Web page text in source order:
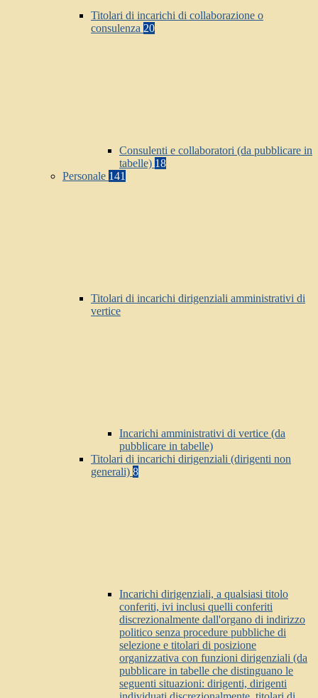
Titolari di incarichi di collaborazione o
consulenza 20
Consulenti e collaboratori (da pubblicare in
tabelle) 18
Personale 141
Titolari di incarichi dirigenziali amministrativi di
vertice
Incarichi amministrativi di vertice (da
pubblicare in tabelle)
Titolari di incarichi dirigenziali (dirigenti non
generali) 8
Incarichi dirigenziali, a qualsiasi titolo
conferiti, ivi inclusi quelli conferiti
discrezionalmente dall'organo di indirizzo
politico senza procedure pubbliche di
selezione e titolari di posizione
organizzativa con funzioni dirigenziali (da
pubblicare in tabelle che distinguano le
seguenti situazioni: dirigenti, dirigenti